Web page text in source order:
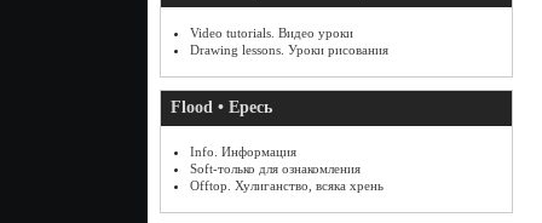
Video tutorials. Видео уроки
Drawing lessons. Уроки рисования
Flood • Ересь
Info. Информация
Soft-только для ознакомления
Offtop. Хулиганство, всяка хрень